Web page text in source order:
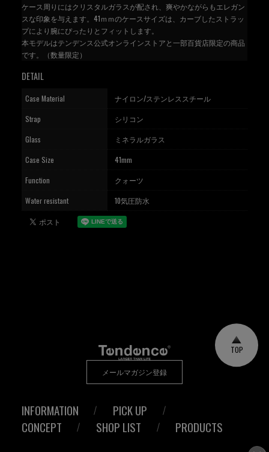
ケース周りにはクリスタルガラスが配され、爽やかながらもエレガン
スな印象を与えます。41ｍｍのケースサイズは、カーブしたストラッ
プにより腕にぴったりとフィットします。
本モデルはテンデンス公式オンラインストアと一部百貨店限定の商品
です。（数量限定）
DETAIL
Case Material
ナイロン/ステンレススチール
Strap
シリコン
Glass
ミネラルガラス
Case Size
41mm
Function
クォーツ
Water resistant
10気圧防水
TOP
メールマガジン登録
INFORMATION
PICK UP
CONCEPT
SHOP LIST PRODUCTS